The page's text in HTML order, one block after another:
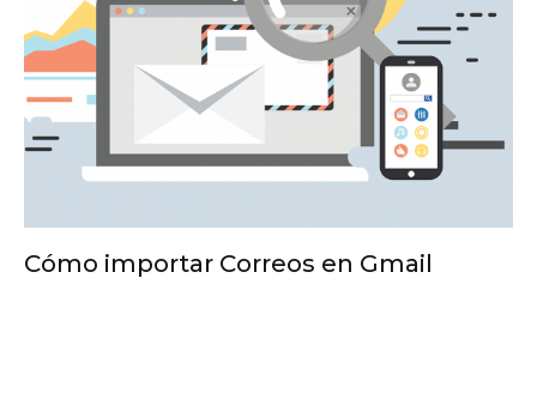
Cómo importar Correos en Gmail